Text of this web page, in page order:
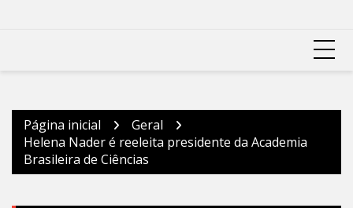
Página inicial
Geral
Helena Nader é reeleita presidente da Academia
Brasileira de Ciências